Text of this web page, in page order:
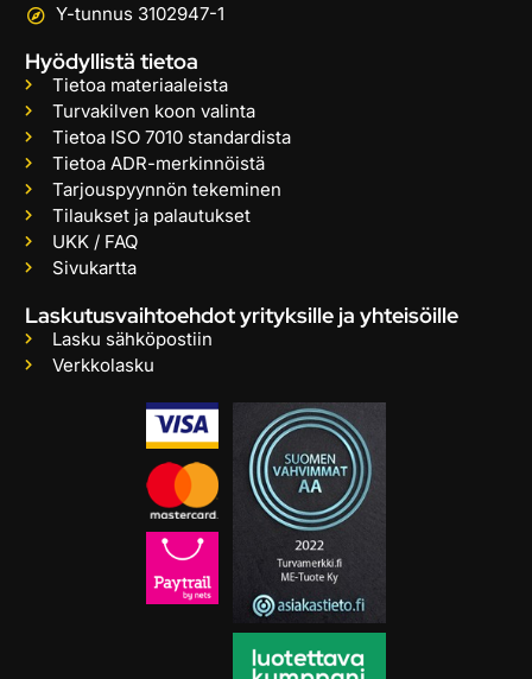
Y-tunnus 3102947-1
Hyödyllistä tietoa
Tietoa materiaaleista
Turvakilven koon valinta
Tietoa ISO 7010 standardista
Tietoa ADR-merkinnöistä
Tarjouspyynnön tekeminen
Tilaukset ja palautukset
UKK / FAQ
Sivukartta
Laskutusvaihtoehdot yrityksille ja yhteisöille
Lasku sähköpostiin
Verkkolasku